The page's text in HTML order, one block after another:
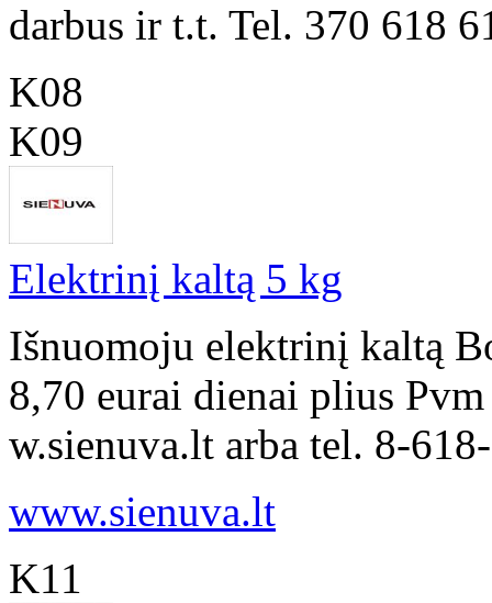
darbus ir t.t. Tel. 370 618
K08
K09
Elektrinį kaltą 5 kg
Išnuomoju elektrinį kaltą
8,70 eurai dienai plius
w.sienuva.lt arba tel. 8-
www.sienuva.lt
K11